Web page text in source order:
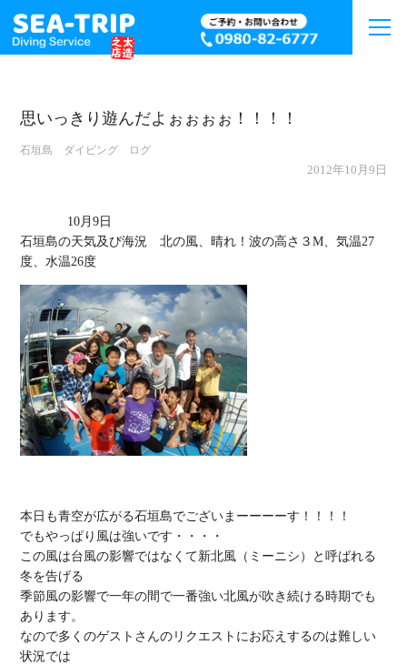
思いっきり遊んだよぉぉぉぉ！！！！
石垣島 ダイビング ログ
2012年10月9日
石垣島の天気及び海況　北の風、晴れ！波の高さ３M、気温27
本日も青空が広がる石垣島でございまーーーーす！！！！
でもやっぱり風は強いです・・・・
この風は台風の影響ではなくて新北風（ミーニシ）と呼ばれる
冬を告げる
季節風の影響で一年の間で一番強い北風が吹き続ける時期でも
あります。
なので多くのゲストさんのリクエストにお応えするのは難しい
状況では